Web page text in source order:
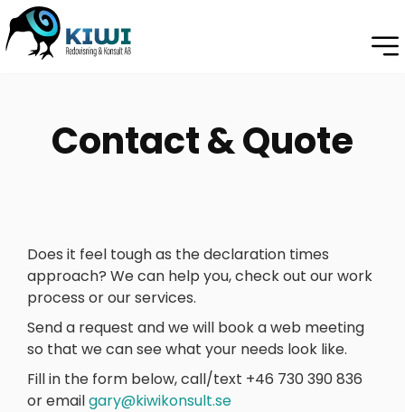
HOME
ABOUT
CONTACT
PÅ
SVENSKA
Contact & Quote
Does it feel tough as the declaration times
approach? We can help you, check out our work
process or our services.
Send a request and we will book a web meeting
so that we can see what your needs look like.
Fill in the form below, call/text +46 730 390 836
or emailgary@kiwikonsult.se